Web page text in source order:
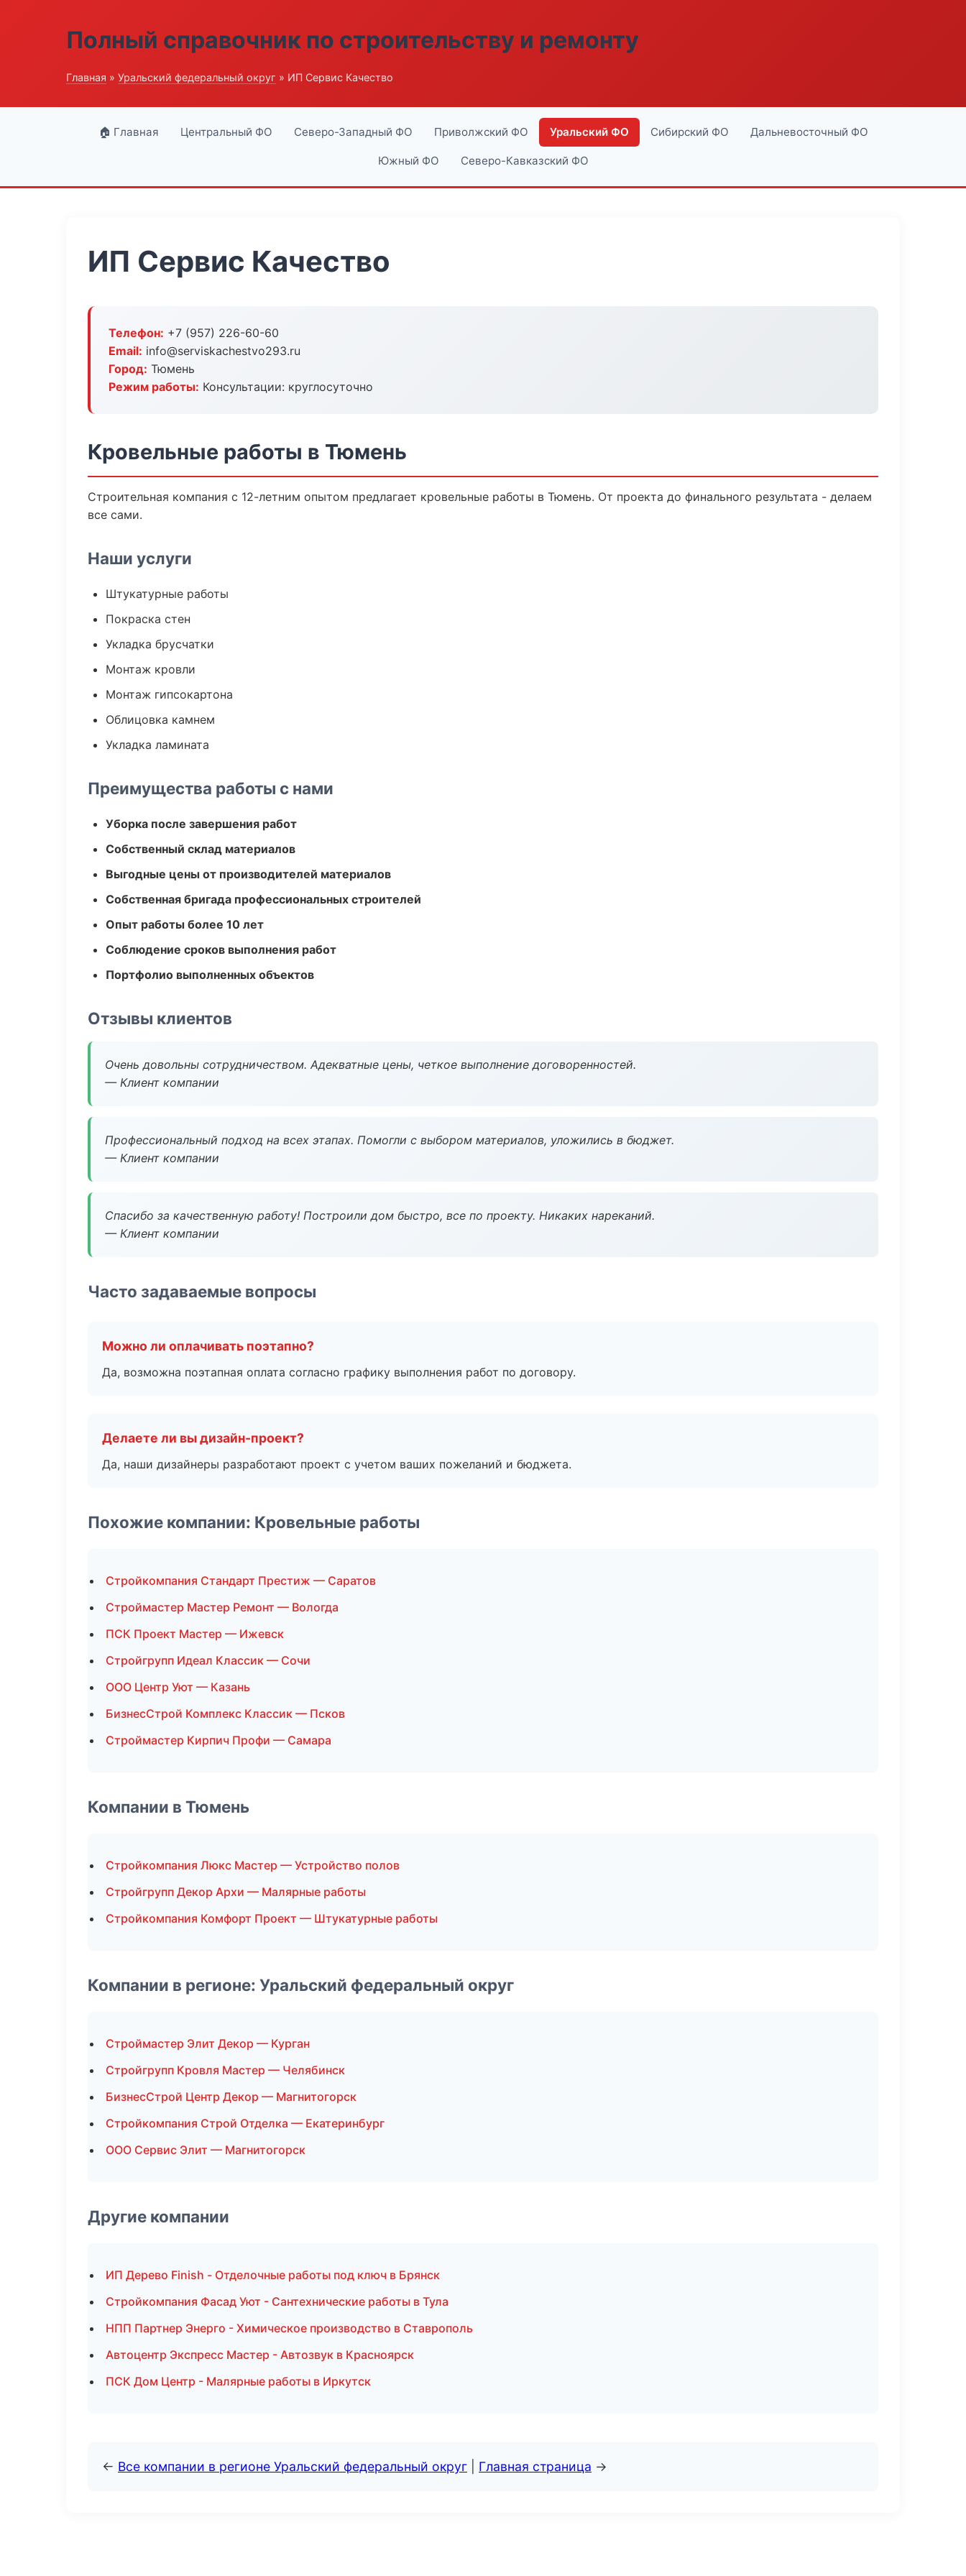
Полный справочник по строительству и ремонту
Главная » Уральский федеральный округ » ИП Сервис Качество
🏠 Главная Центральный ФО Северо-Западный ФО Приволжский ФО Уральский ФО Сибирский ФО Дальневосточный ФО
Южный ФО Северо-Кавказский ФО
ИП Сервис Качество
Телефон: +7 (957) 226-60-60
Email: info@serviskachestvo293.ru
Город: Тюмень
Режим работы: Консультации: круглосуточно
Кровельные работы в Тюмень
Строительная компания с 12-летним опытом предлагает кровельные работы в Тюмень. От проекта до финального результата - делаем
все сами.
Наши услуги
Штукатурные работы
Покраска стен
Укладка брусчатки
Монтаж кровли
Монтаж гипсокартона
Облицовка камнем
Укладка ламината
Преимущества работы с нами
Уборка после завершения работ
Собственный склад материалов
Выгодные цены от производителей материалов
Собственная бригада профессиональных строителей
Опыт работы более 10 лет
Соблюдение сроков выполнения работ
Портфолио выполненных объектов
Отзывы клиентов
Очень довольны сотрудничеством. Адекватные цены, четкое выполнение договоренностей.
— Клиент компании
Профессиональный подход на всех этапах. Помогли с выбором материалов, уложились в бюджет.
— Клиент компании
Спасибо за качественную работу! Построили дом быстро, все по проекту. Никаких нареканий.
— Клиент компании
Часто задаваемые вопросы
Можно ли оплачивать поэтапно?
Да, возможна поэтапная оплата согласно графику выполнения работ по договору.
Делаете ли вы дизайн-проект?
Да, наши дизайнеры разработают проект с учетом ваших пожеланий и бюджета.
Похожие компании: Кровельные работы
Стройкомпания Стандарт Престиж — Саратов
Строймастер Мастер Ремонт — Вологда
ПСК Проект Мастер — Ижевск
Стройгрупп Идеал Классик — Сочи
ООО Центр Уют — Казань
БизнесСтрой Комплекс Классик — Псков
Строймастер Кирпич Профи — Самара
Компании в Тюмень
Стройкомпания Люкс Мастер — Устройство полов
Стройгрупп Декор Архи — Малярные работы
Стройкомпания Комфорт Проект — Штукатурные работы
Компании в регионе: Уральский федеральный округ
Строймастер Элит Декор — Курган
Стройгрупп Кровля Мастер — Челябинск
БизнесСтрой Центр Декор — Магнитогорск
Стройкомпания Строй Отделка — Екатеринбург
ООО Сервис Элит — Магнитогорск
Другие компании
ИП Дерево Finish - Отделочные работы под ключ в Брянск
Стройкомпания Фасад Уют - Сантехнические работы в Тула
НПП Партнер Энерго - Химическое производство в Ставрополь
Автоцентр Экспресс Мастер - Автозвук в Красноярск
ПСК Дом Центр - Малярные работы в Иркутск
← Все компании в регионе Уральский федеральный округ Главная страница →